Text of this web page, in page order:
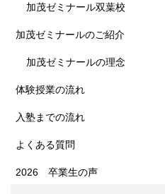
加茂ゼミナール双葉校
加茂ゼミナールのご紹介
加茂ゼミナールの理念
体験授業の流れ
入塾までの流れ
よくある質問
2026 卒業生の声